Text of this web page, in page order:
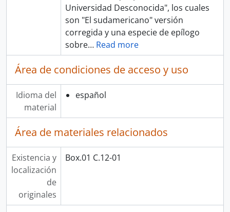
Universidad Desconocida", los cuales
son "El sudamericano" versión
corregida y una especie de epílogo
sobre… Read more
Área de condiciones de acceso y uso
Idioma del
material
español
Área de materiales relacionados
Existencia y
localización
de
originales
Box.01 C.12-01